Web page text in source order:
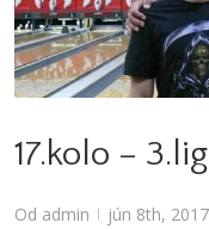
Aktuality,Bowlingové ligy
17.kolo –
Od admin | jún 8th, 2017